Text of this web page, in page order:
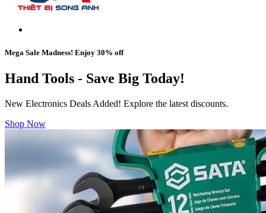
Mega Sale Madness! Enjoy 30% off
Hand Tools - Save Big Today!
New Electronics Deals Added! Explore the latest discounts.
Shop Now